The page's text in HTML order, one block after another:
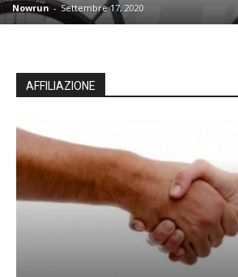
Nowrun - Settembre 17, 2020
AFFILIAZIONE